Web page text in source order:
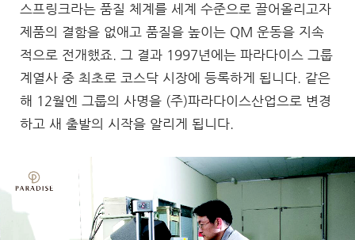
스프링크라는 품질 체계를 세계 수준으로 끌어올리고자
제품의 결함을 없애고 품질을 높이는 QM 운동을 지속
적으로 전개했죠. 그 결과 1997년에는 파라다이스 그룹
계열사 중 최초로 코스닥 시장에 등록하게 됩니다. 같은
해 12월엔 그룹의 사명을 (주)파라다이스산업으로 변경
하고 새 출발의 시작을 알리게 됩니다.